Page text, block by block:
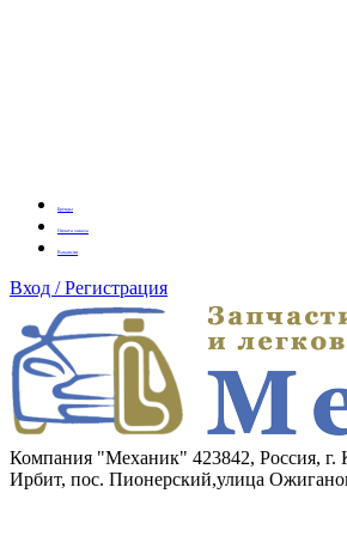
Бренды
Оплата заказа
Вакансии
Вход / Регистрация
Компания "Механик" 423842, Россия, г.
Ирбит, пос. Пионерский,улица